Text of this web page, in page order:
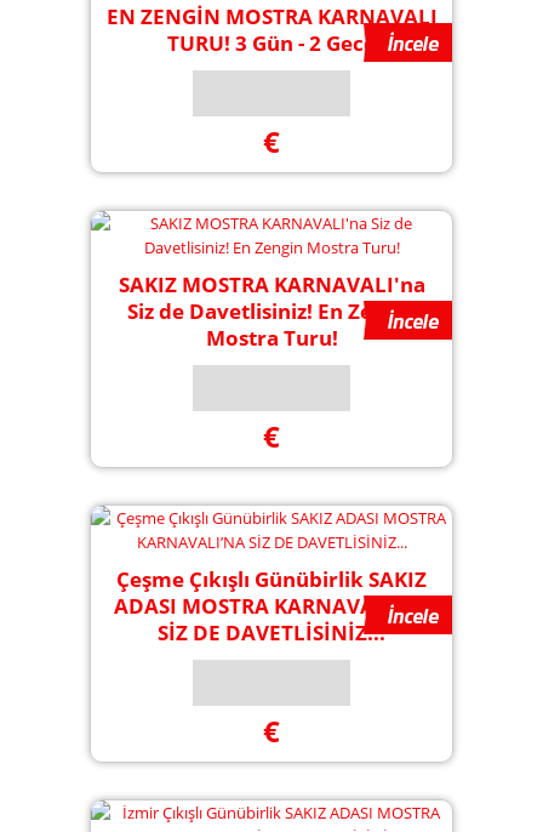
EN ZENGİN MOSTRA KARNAVALI
TURU! 3 Gün - 2 Gece
€
SAKIZ MOSTRA KARNAVALI'na
Siz de Davetlisiniz! En Zengin
Mostra Turu!
€
Çeşme Çıkışlı Günübirlik SAKIZ
ADASI MOSTRA KARNAVALI’NA
SİZ DE DAVETLİSİNİZ...
€